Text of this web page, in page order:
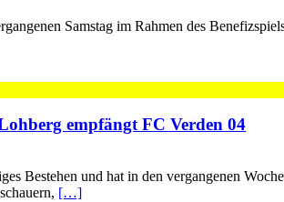
Samstag im Rahmen des
empfängt FC Verden 04
Bestehen und hat in den vergangenen
[…]